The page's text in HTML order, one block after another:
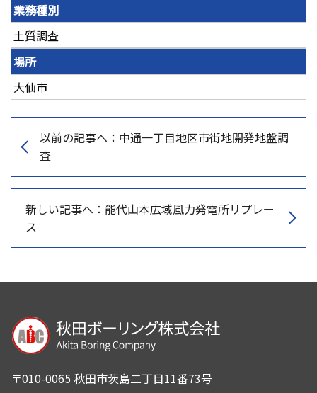
業務種別
土質調査
場所
大仙市
以前の記事へ：中通一丁目地区市街地開発地盤調
査
新しい記事へ：能代山本広域風力発電所リプレー
ス
〒010-0065 秋田市茨島二丁目11番73号